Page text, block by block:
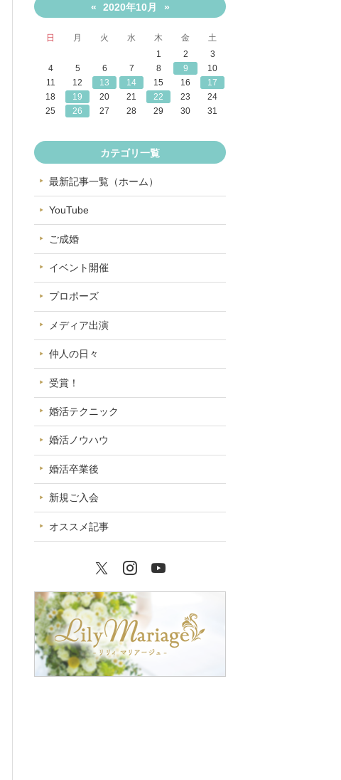
« 2020年10月 »
日 月 火 水 木 金
土
1
2
3
4
5 6 7 8 9
10
11
12 13 14 15 16
17
18
19 20 21 22 23
24
25
26 27 28 29 30 31
カテゴリ一覧
最新記事一覧（ホーム）
YouTube
ご成婚
イベント開催
プロポーズ
メディア出演
仲人の日々
受賞！
婚活テクニック
婚活ノウハウ
婚活卒業後
新規ご入会
オススメ記事
TwitterInstagram